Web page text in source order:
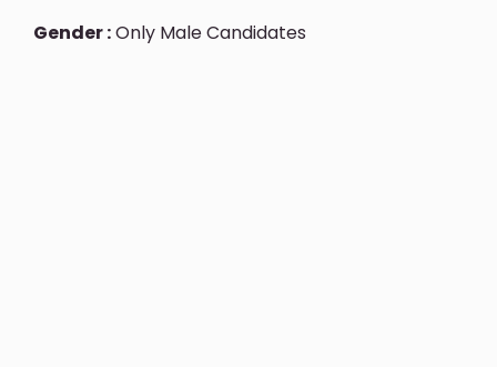
Gender :Only Male Candidates